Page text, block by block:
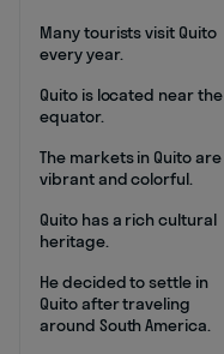
Many tourists visit Quito
every year.
Quito is located near the
equator.
The markets in Quito are
vibrant and colorful.
Quito has a rich cultural
heritage.
He decided to settle in
Quito after traveling
around South America.